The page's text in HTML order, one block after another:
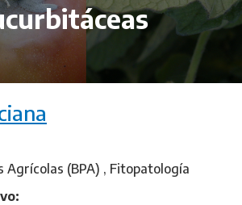
Agrícolas (BPA) , Fitopatología